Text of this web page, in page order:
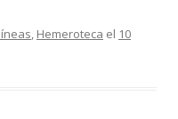
Hemeroteca el 10